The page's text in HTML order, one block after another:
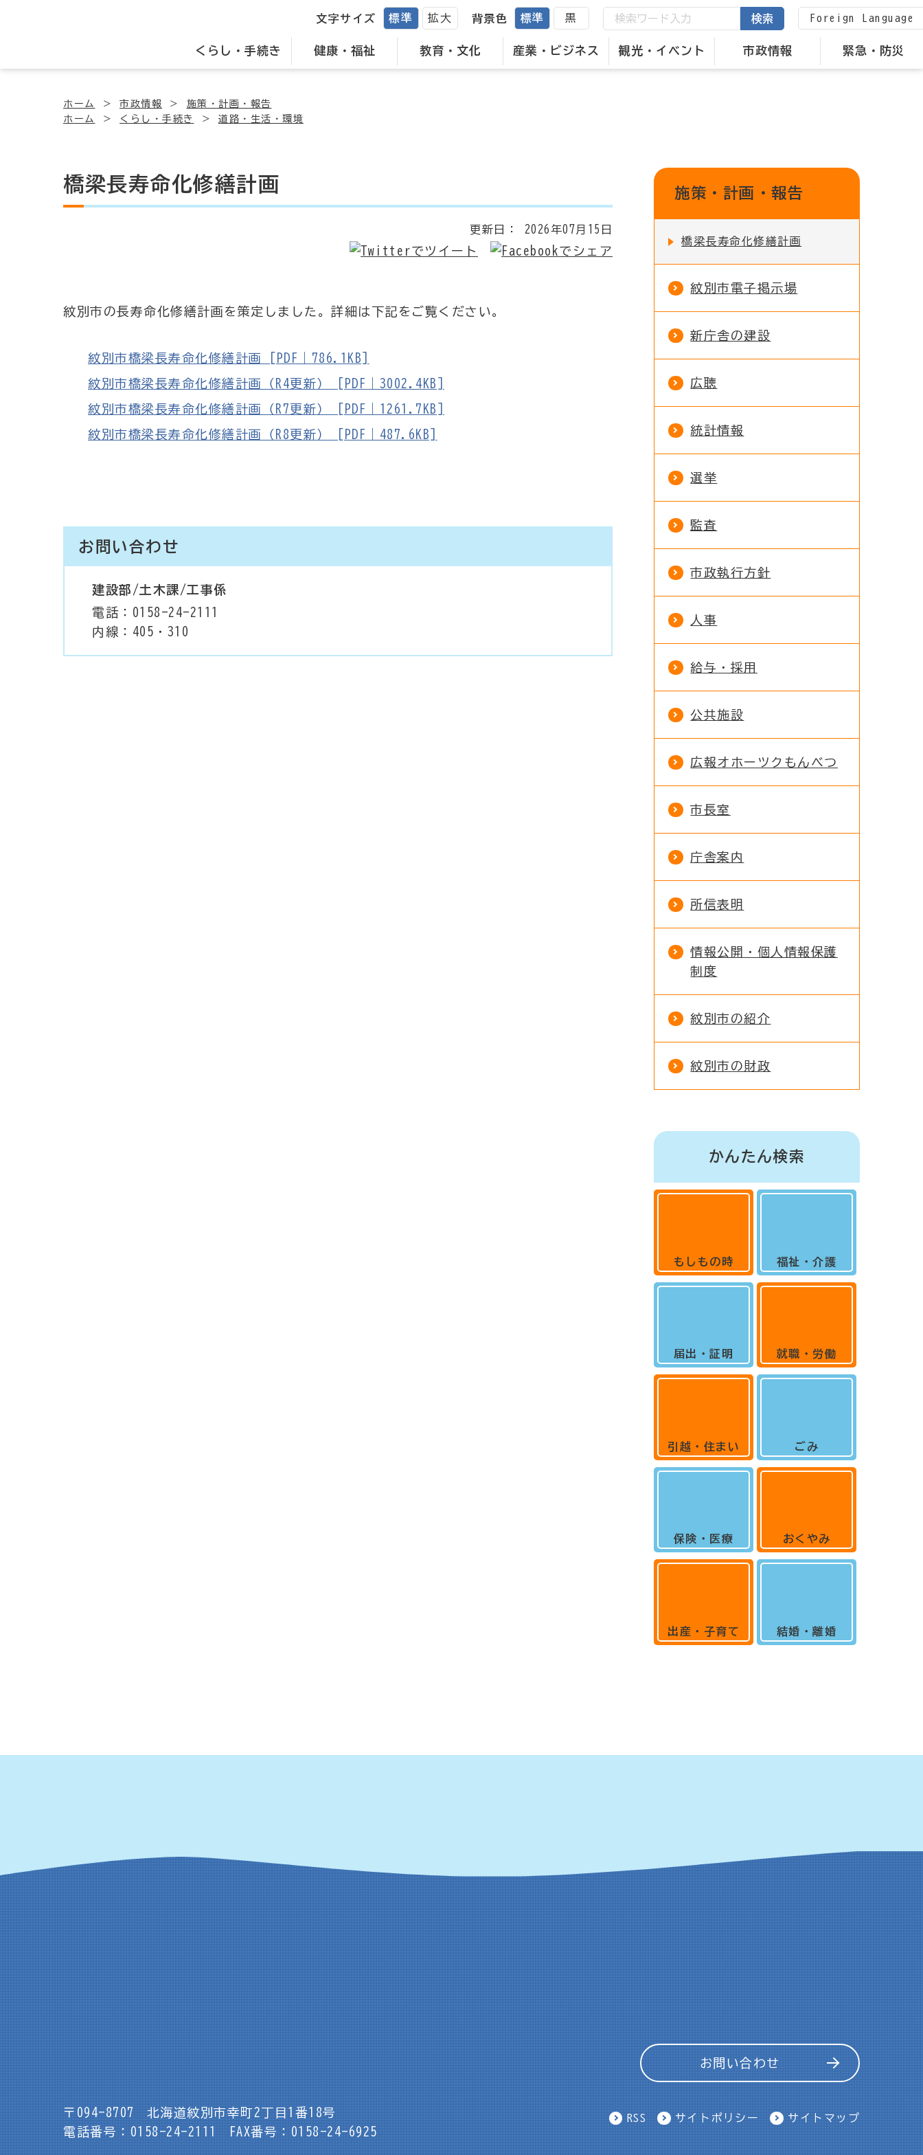
くらし・手続き 健康・福祉 教育・文化 産業・ビジネス 観光・イベント 市政情報 緊急・防災
文字サイズ 標準 拡大 背景色 標準 黒 検索 Foreign Language
ホーム 市政情報
施策・計画・報告
ホーム
くらし・手続き 道路・生活・環境
橋梁長寿命化修繕計画
更新日： 2026年07月15日
紋別市の長寿命化修繕計画を策定しました。詳細は下記をご覧ください。
紋別市橋梁長寿命化修繕計画 [PDF｜786.1KB]
紋別市橋梁長寿命化修繕計画（R4更新） [PDF｜3002.4KB]
紋別市橋梁長寿命化修繕計画（R7更新） [PDF｜1261.7KB]
紋別市橋梁長寿命化修繕計画（R8更新） [PDF｜487.6KB]
お問い合わせ
建設部/土木課/工事係
電話：0158-24-2111
内線：405・310
施策・計画・報告
橋梁長寿命化修繕計画
紋別市電子掲示場
新庁舎の建設
広聴
統計情報
選挙
監査
市政執行方針
人事
給与・採用
公共施設
広報オホーツクもんべつ
市長室
庁舎案内
所信表明
情報公開・個人情報保護
制度
紋別市の紹介
紋別市の財政
かんたん検索
もしもの時
届出・証明
引越・住まい
保険・医療
出産・子育て
福祉・介護
就職・労働
ごみ
おくやみ
結婚・離婚
〒094-8707
北海道紋別市幸町2丁目1番18号
電話番号：0158-24-2111
FAX番号：0158-24-6925
お問い合わせ
RSS サイトポリシー サイトマップ